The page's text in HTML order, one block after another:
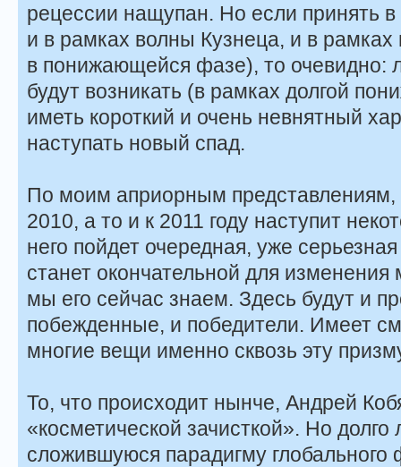
рецессии нащупан. Но если принять
и в рамках волны Кузнеца, и в
в понижающейся фазе), то очевидно:
будут возникать (в рамках долгой
иметь короткий и очень невнятный
наступать новый спад.
По моим априорным представлениям,
2010, а то и к 2011 году наступит
него пойдет очередная, уже
станет окончательной для
мы его сейчас знаем. Здесь будут и
побежденные, и победители. Имеет
многие вещи именно сквозь эту
То, что происходит нынче, Андрей
«косметической зачисткой». Но долго
сложившуюся парадигму глобального